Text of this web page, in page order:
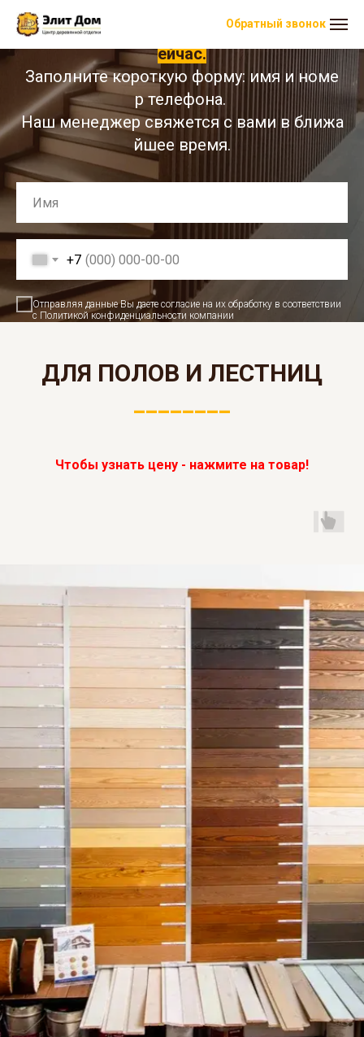
Обратный звонок
Закажите 3 бесплатных выкраса прямо с
ейчас.
Заполните короткую форму: имя и номе
р телефона.
Наш менеджер свяжется с вами в ближа
йшее время.
+7
Отправляя данные Вы даете согласие на их обработку в соответствии
с Политикой конфиденциальности компании
ДЛЯ ПОЛОВ И ЛЕСТНИЦ
________
Чтобы узнать цену - нажмите на товар!